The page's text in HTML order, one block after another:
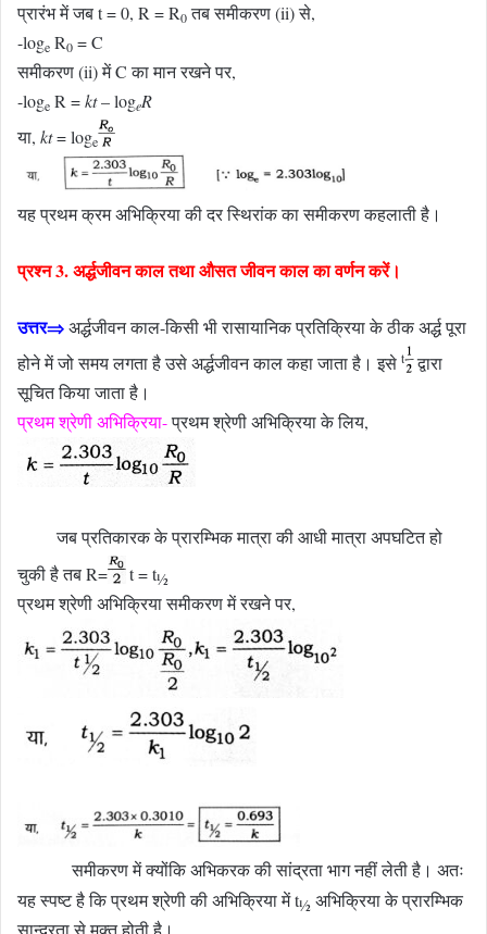
प्रारंभ में जब t = 0, R = R0तब समीकरण (ii) से,
-loge R0 = C
समीकरण (ii) में C का मान रखने पर,
-loge R =kt– logeR
या, kt= loge
यह प्रथम क्रम अभिक्रिया की दर स्थिरांक का समीकरण कहलाती है।
प्रश्न 3. अर्द्धजीवन काल तथा औसत जीवन काल का वर्णन करें।
उत्तर⇒अर्द्धजीवन काल-किसी भी रासायानिक प्रतिक्रिया के ठीक अर्द्ध पूरा
होने में जो समय लगता है उसे अर्द्धजीवन काल कहा जाता है। इसे t
द्वारा
सूचित किया जाता है।
प्रथम श्रेणी अभिक्रिया-प्रथम श्रेणी अभिक्रिया के लिय,
जब प्रतिकारक के प्रारम्भिक मात्रा की आधी मात्रा अपघटित हो
चुकी है तब R=
t = t½
प्रथम श्रेणी अभिक्रिया समीकरण में रखने पर,
समीकरण में क्योंकि अभिकरक की सांद्रता भाग नहीं लेती है। अतः
यह स्पष्ट है कि प्रथम श्रेणी की अभिक्रिया में t½ अभिक्रिया के प्रारम्भिक
सान्द्रता से मुक्त होती है।